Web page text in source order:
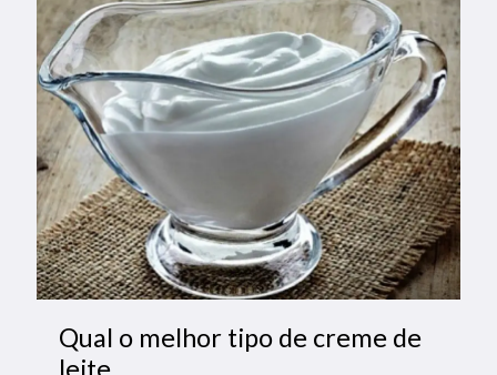
Qual o melhor tipo de creme de
leite